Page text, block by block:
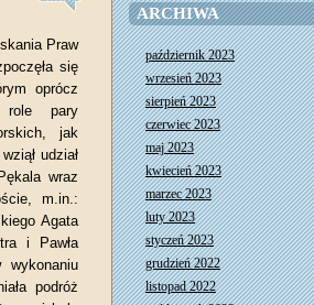
aPraw
asię
oprócz
role pary
jak
wziął udział
wraz
m.in.:
Agata
i Pawła
podróż
ARCHIWA
październik 2023
wrzesień 2023
sierpień 2023
czerwiec 2023
maj 2023
kwiecień 2023
marzec 2023
luty 2023
styczeń 2023
grudzień 2022
listopad 2022